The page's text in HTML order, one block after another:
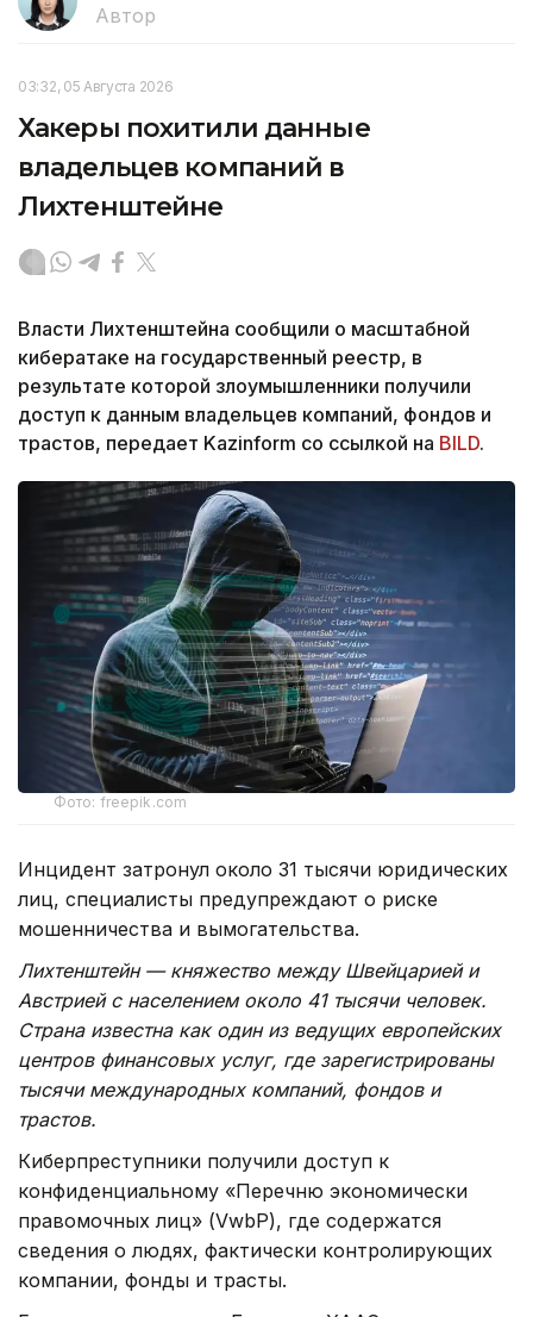
Автор
03:32, 05 Августа 2026
Хакеры похитили данные
владельцев компаний в
Лихтенштейне
Власти Лихтенштейна сообщили о масштабной
кибератаке на государственный реестр, в
результате которой злоумышленники получили
доступ к данным владельцев компаний, фондов и
трастов, передает Kazinform со ссылкой на BILD.
Фото: freepik.com
Инцидент затронул около 31 тысячи юридических
лиц, специалисты предупреждают о риске
мошенничества и вымогательства.
Лихтенштейн — княжество между Швейцарией и
Австрией с населением около 41 тысячи человек.
Страна известна как один из ведущих европейских
центров финансовых услуг, где зарегистрированы
тысячи международных компаний, фондов и
трастов.
Киберпреступники получили доступ к
конфиденциальному «Перечню экономически
правомочных лиц» (VwbP), где содержатся
сведения о людях, фактически контролирующих
компании, фонды и трасты.